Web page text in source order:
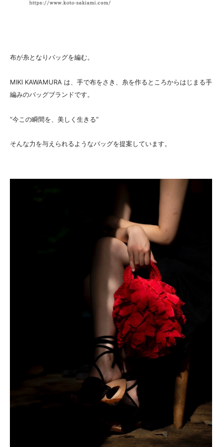
布が糸となりバッグを編む。
MIKI KAWAMURA は、手で布をさき、糸を作るところからはじまる手
編みのバッグブランドです。
“今この瞬間を、美しく生きる”
そんな力を与えられるようなバッグを提案しています。